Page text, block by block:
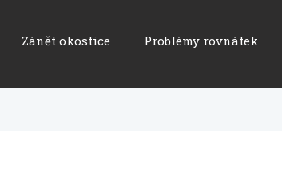
Zánět okostice Problémy rovnátek